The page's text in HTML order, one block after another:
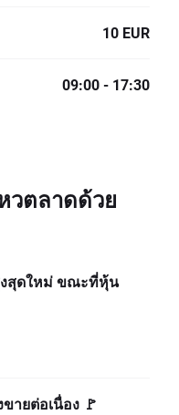
10 EUR
09:00 - 17:30
วตลาดด้วย
สุดใหม่ ขณะที่หุ้น
ายต่อเนื่อง 🚩